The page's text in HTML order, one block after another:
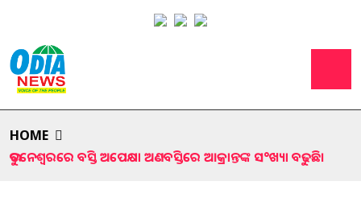
HOME
ଭୁବନେଶ୍ୱରରେ ବସ୍ତି ଅପେକ୍ଷା ଅଣବସ୍ତିରେ ଆକ୍ରାନ୍ତଙ୍କ ସ°ଖ୍ୟା ବଢୁଛି।